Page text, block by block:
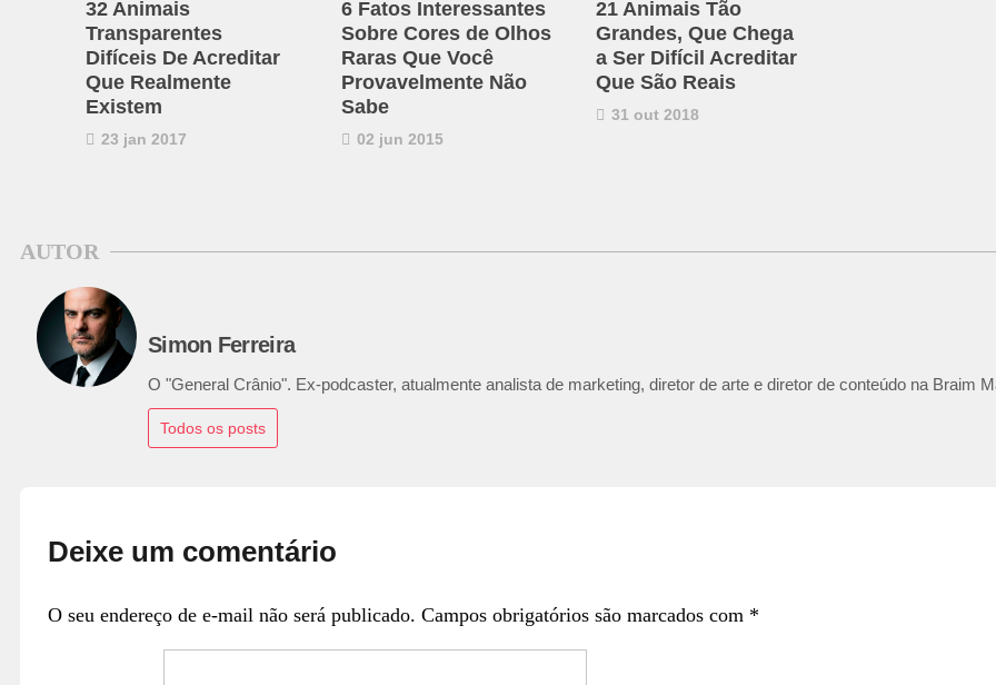
32 Animais
Transparentes
Difíceis De Acreditar
Que Realmente
Existem
23 jan 2017
6 Fatos Interessantes
Sobre Cores de Olhos
Raras Que Você
Provavelmente Não
Sabe
02 jun 2015
21 Animais Tão
Grandes, Que Chega
a Ser Difícil Acreditar
Que São Reais
31 out 2018
AUTOR
Simon Ferreira
O "General Crânio". Ex-podcaster, atualmente analista de marketing, diretor de arte e diretor de conteúdo na Braim
Todos os posts
Deixe um comentário
O seu endereço de e-mail não será publicado. Campos obrigatórios são marcados com *